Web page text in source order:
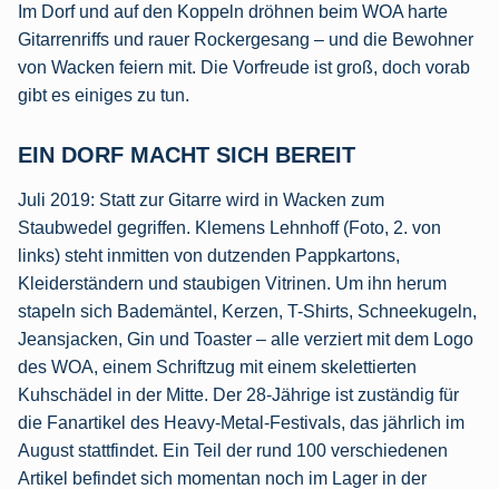
Im Dorf und auf den Koppeln dröhnen beim WOA harte
Gitarrenriffs und rauer Rockergesang – und die Bewohner
von Wacken feiern mit. Die Vorfreude ist groß, doch vorab
gibt es einiges zu tun.
EIN DORF MACHT SICH BEREIT
Juli 2019: Statt zur Gitarre wird in Wacken zum
Staubwedel gegriffen. Klemens Lehnhoff (Foto, 2. von
links) steht inmitten von dutzenden Pappkartons,
Kleiderständern und staubigen Vitrinen. Um ihn herum
stapeln sich Bademäntel, Kerzen, T-Shirts, Schneekugeln,
Jeansjacken, Gin und Toaster – alle verziert mit dem Logo
des WOA, einem Schriftzug mit einem skelettierten
Kuhschädel in der Mitte. Der 28-Jährige ist zuständig für
die Fanartikel des Heavy-Metal-Festivals, das jährlich im
August stattfindet. Ein Teil der rund 100 verschiedenen
Artikel befindet sich momentan noch im Lager in der